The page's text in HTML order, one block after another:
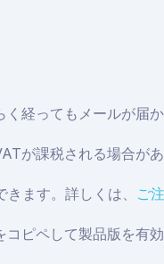
経ってもメールが届
が課税される場合があ
ます。詳しくは、 ご
ピペして製品版を有効